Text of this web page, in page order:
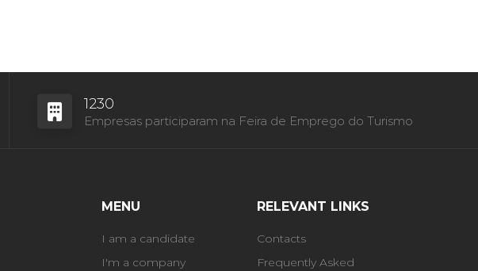
1230
Empresas participaram na Feira de Emprego do Turismo
MENU
I am a candidate
I'm a company
RELEVANT LINKS
Contacts
Frequently Asked